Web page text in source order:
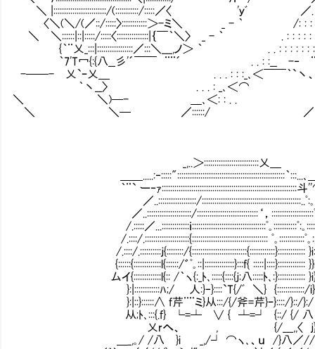
＼ |:::::::::::::::::::::::::/(:::::::::::/:::::／〈 'ｙﾞ
〈＼(＼/(／::/:::::〉::::::::::::＞-ミ＼ _ - ｀ /: :
＼ ＼::::::|::|:::::/:::::〈:::::::::::::::|｛￣｀＼〉 _ - ｀ . : :
{｀¨乂_:::|:::::::::::::::::／:::＼___,ノ＞ ｀ . . : : : : : : :
｀7'T冖{:{八__彡'´￣￣ ¨¨´ . . : :__ -‐ ¨.:.: :
-──- 乂`ｰ乂＿ . . . : : :_､＜￣￣｀`丶、 _､‐''
｀丶__〉 . . . : _､＜⌒ ヽ /.:.: . . . /::::
＼ ＼)─- ＿､＜: : . . /.:.: : . . /:::::::|
＼ ＼─ ／::::::/ ／ |.:.: : . ／＼:::::|
_,..＞::::::::::::::::::::::::::乂＿
＿＿.....:‐:::::":::::::::::::::::::::::::::::::::::::::::::::::::::｀:::...､
｀¨` ー‐ｧ::::::::::::::::::::::::::::::::::::::::::::::::::::::::::::::::斗
／..::::::::::::::::::/:::::::::::::::::::::::::::::::::::::::::::::::..ﾟ:｡
／..:::::::::::::::::::::/:::::::::::::::::::::::::::::‘，::::::::::::::::::::
/.:::::／...:::::::::::::ｉ:::::::::::::::::::::::::::::::::::ﾟ｡:::::::::::
/.::::/.:::::::::::::::::::::{:::::::::::::::::::::::::::::::::::: ﾟ｡::::::::::::ﾟ｡
/.::::/.::::::::::ｊ{::::::::/
{::::::{:::::::::::::l{::::::/゛ﾟ｡::|::::::::::::::}:::f{ :::::|::::}:::::::::::::
厶イ{:::::::::::::l{:: /｀ヽ{:_ﾄ､:::::{::::{ｊ:八:::::ﾄ､
}:|::::::::::::ﾊ;/ 人:}‐}::::`T{/ﾞ ＼} {:::::::::::::/i}
}:|::}::::::∧ f芹¨¨ミ}从:::/{/斧=芹}ｰ}::::/}::/}:/
从;ﾄ､:::{.f} └=┴ ∨ { ┴=┘ {::/ {/ 八
乂rへ、 , {/___,,〈 ｊ
＿_,｡/ /八 }i _,/┘ ⌒ヽ､、ｕ /}八／//＼